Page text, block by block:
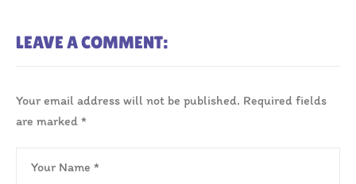
LEAVE A COMMENT:
Your email address will not be published. Required fields
are marked *